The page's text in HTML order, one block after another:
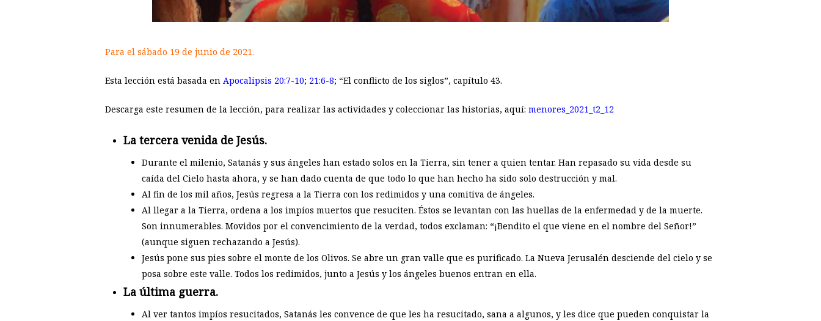
Para el sábado 19 de junio de 2021.
Esta lección está basada en Apocalipsis 20:7-10; 21:6-8; “El conflicto de los siglos”, capítulo 43.
Descarga este resumen de la lección, para realizar las actividades y coleccionar las historias, aquí: menores_2021_t2_12
La tercera venida de Jesús.
Durante el milenio, Satanás y sus ángeles han estado solos en la Tierra, sin tener a quien tentar. Han repasado su vida desde su
caída del Cielo hasta ahora, y se han dado cuenta de que todo lo que han hecho ha sido solo destrucción y mal.
Al fin de los mil años, Jesús regresa a la Tierra con los redimidos y una comitiva de ángeles.
Al llegar a la Tierra, ordena a los impíos muertos que resuciten. Éstos se levantan con las huellas de la enfermedad y de la muerte.
Son innumerables. Movidos por el convencimiento de la verdad, todos exclaman: “¡Bendito el que viene en el nombre del Señor!”
(aunque siguen rechazando a Jesús).
Jesús pone sus pies sobre el monte de los Olivos. Se abre un gran valle que es purificado. La Nueva Jerusalén desciende del cielo y se
posa sobre este valle. Todos los redimidos, junto a Jesús y los ángeles buenos entran en ella.
La última guerra.
Al ver tantos impíos resucitados, Satanás les convence de que les ha resucitado, sana a algunos, y les dice que pueden conquistar la